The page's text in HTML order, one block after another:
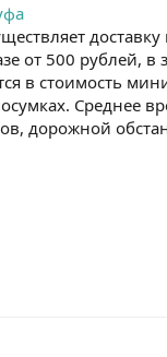
от 500
в стоимость
Среднее
дорожной